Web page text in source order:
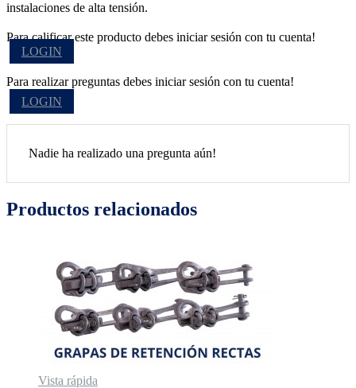
instalaciones de alta tensión.
Para calificar este producto debes iniciar sesión con tu cuenta!
LOGIN
Para realizar preguntas debes iniciar sesión con tu cuenta!
LOGIN
Nadie ha realizado una pregunta aún!
Productos relacionados
Vista rápida